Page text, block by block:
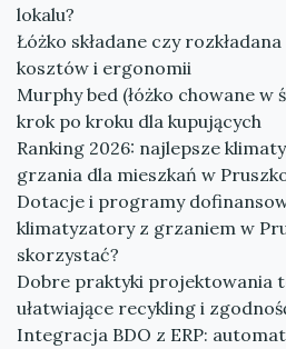
lokalu?
Łóżko składane czy
kosztów i ergonomii
Murphy bed (łóżko chowane
krok po kroku dla kupujących
Ranking 2026: najlepsze
grzania dla mieszkań w
Dotacje i programy
klimatyzatory z grzaniem w
skorzystać?
Dobre praktyki projektowania
ułatwiające recykling i
Integracja BDO z ERP: